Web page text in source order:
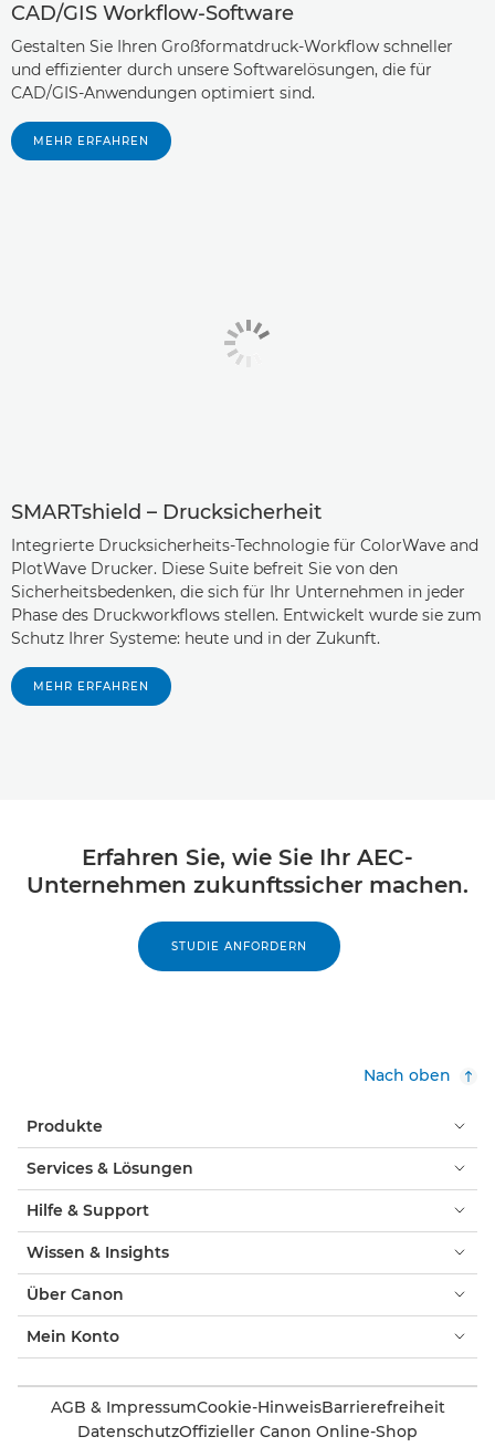
CAD/GIS Workflow-Software
Gestalten Sie Ihren Großformatdruck-Workflow schneller
und effizienter durch unsere Softwarelösungen, die für
CAD/GIS-Anwendungen optimiert sind.
MEHR ERFAHREN
SMARTshield – Drucksicherheit
Integrierte Drucksicherheits-Technologie für ColorWave and
PlotWave Drucker. Diese Suite befreit Sie von den
Sicherheitsbedenken, die sich für Ihr Unternehmen in jeder
Phase des Druckworkflows stellen. Entwickelt wurde sie zum
Schutz Ihrer Systeme: heute und in der Zukunft.
MEHR ERFAHREN
Erfahren Sie, wie Sie Ihr AEC-
Unternehmen zukunftssicher machen.
STUDIE ANFORDERN
Nach oben
Produkte
Services & Lösungen
Hilfe & Support
Wissen & Insights
Über Canon
Mein Konto
AGB & ImpressumCookie-HinweisBarrierefreiheit
DatenschutzOffizieller Canon Online-Shop